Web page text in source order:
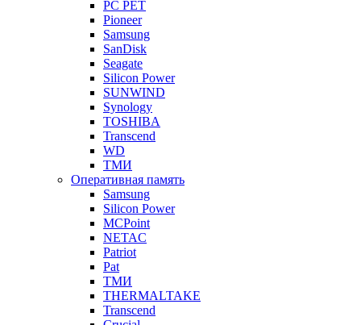
PC PET
Pioneer
Samsung
SanDisk
Seagate
Silicon Power
SUNWIND
Synology
TOSHIBA
Transcend
WD
ТМИ
Оперативная память
Samsung
Silicon Power
MCPoint
NETAC
Patriot
Pat
ТМИ
THERMALTAKE
Transcend